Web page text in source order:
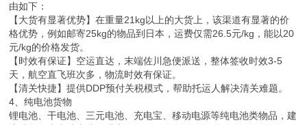
由如下：
【大货有显著优势】在重量21kg以上的大货上，该渠道有显著的价
格优势，例如邮寄25kg的物品到日本，运费仅需26.5元/kg，能以20
元/kg的价格发货。
【时效有保证】空运直达，末端佐川急便派送，整体签收时效3-5
天，航空直飞班次多，物流时效有保证。
【清关快捷】提供DDP预付关税模式，帮助托运人解决清关难题。
4、纯电池货物
锂电池、干电池、三元电池、充电宝、移动电源等纯电池类物品，建